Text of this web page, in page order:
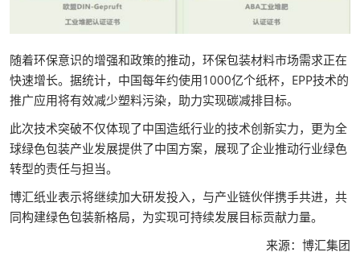
随着环保意识的增强和政策的推动，环保包装材料市场需求正在
快速增长。据统计，中国每年约使用1000亿个纸杯，EPP技术的
推广应用将有效减少塑料污染，助力实现碳减排目标。
此次技术突破不仅体现了中国造纸行业的技术创新实力，更为全
球绿色包装产业发展提供了中国方案，展现了企业推动行业绿色
转型的责任与担当。
博汇纸业表示将继续加大研发投入，与产业链伙伴携手共进，共
同构建绿色包装新格局，为实现可持续发展目标贡献力量。
来源：博汇集团